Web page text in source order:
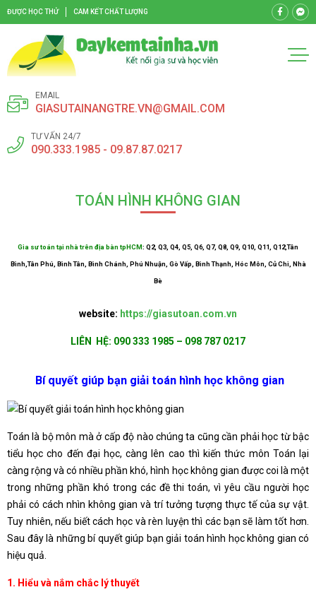
ĐƯỢC HỌC THỬ CAM KẾT CHẤT LƯỢNG
EMAIL
GIASUTAINANGTRE.VN@GMAIL.COM
TƯ VẤN 24/7
090.333.1985 - 09.87.87.0217
TOÁN HÌNH KHÔNG GIAN
Gia sư toán tại nhà trên địa bàn tpHCM: Q2, Q3, Q4, Q5, Q6, Q7, Q8, Q9, Q10, Q11, Q12,Tân
Bình,Tân Phú, Bình Tân, Bình Chánh, Phú Nhuận, Gò Vấp, Bình Thạnh, Hóc Môn, Củ Chi, Nhà
Bè
website: https://giasutoan.com.vn
LIÊN HỆ: 090 333 1985 – 098 787 0217
Bí quyết giúp bạn giải toán hình học không gian
Toán là bộ môn mà ở cấp độ nào chúng ta cũng cần phải học từ bậc
tiểu học cho đến đại học, càng lên cao thì kiến thức môn Toán lại
càng rộng và có nhiều phần khó, hình học không gian được coi là một
trong những phần khó trong các đề thi toán, vì yêu cầu người học
phải có cách nhìn không gian và trí tưởng tượng thực tế của sự vật.
Tuy nhiên, nếu biết cách học và rèn luyện thì các bạn sẽ làm tốt hơn.
Sau đây là những bí quyết giúp bạn giải toán hình học không gian có
hiệu quả.
1. Hiểu và nắm chắc lý thuyết